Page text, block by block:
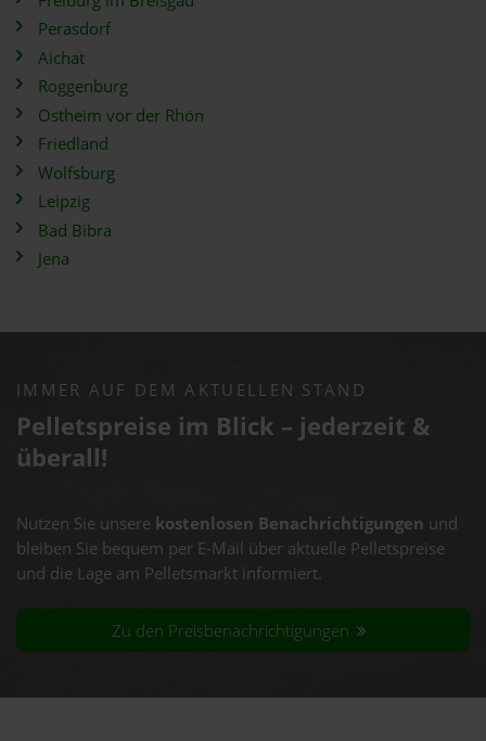
Perasdorf
Aichat
Roggenburg
Ostheim vor der Rhön
Friedland
Wolfsburg
Leipzig
Bad Bibra
Jena
IMMER AUF DEM AKTUELLEN STAND
Pelletspreise im Blick – jederzeit &
überall!
Nutzen Sie unsere kostenlosen Benachrichtigungen und
bleiben Sie bequem per E-Mail über aktuelle Pelletspreise
und die Lage am Pelletsmarkt informiert.
Zu den Preisbenachrichtigungen